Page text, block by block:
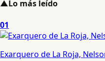
▲Lo más leído
01
Exarquero de La Roja,